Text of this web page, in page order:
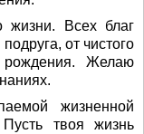
жизни. Всех благ
от чистого
Желаю
жизненной
Пусть твоя жизнь